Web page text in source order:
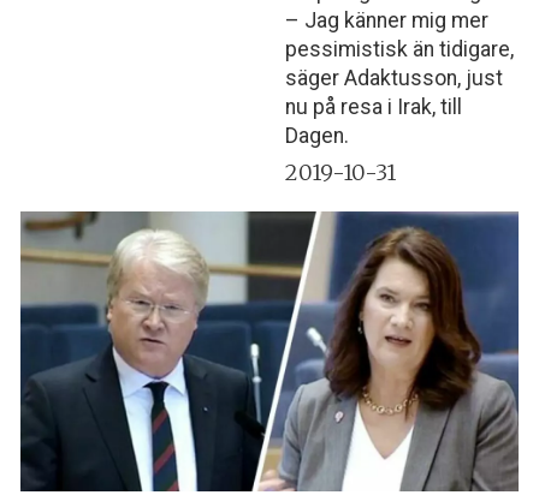
– Jag känner mig mer
pessimistisk än tidigare,
säger Adaktusson, just
nu på resa i Irak, till
Dagen.
2019-10-31